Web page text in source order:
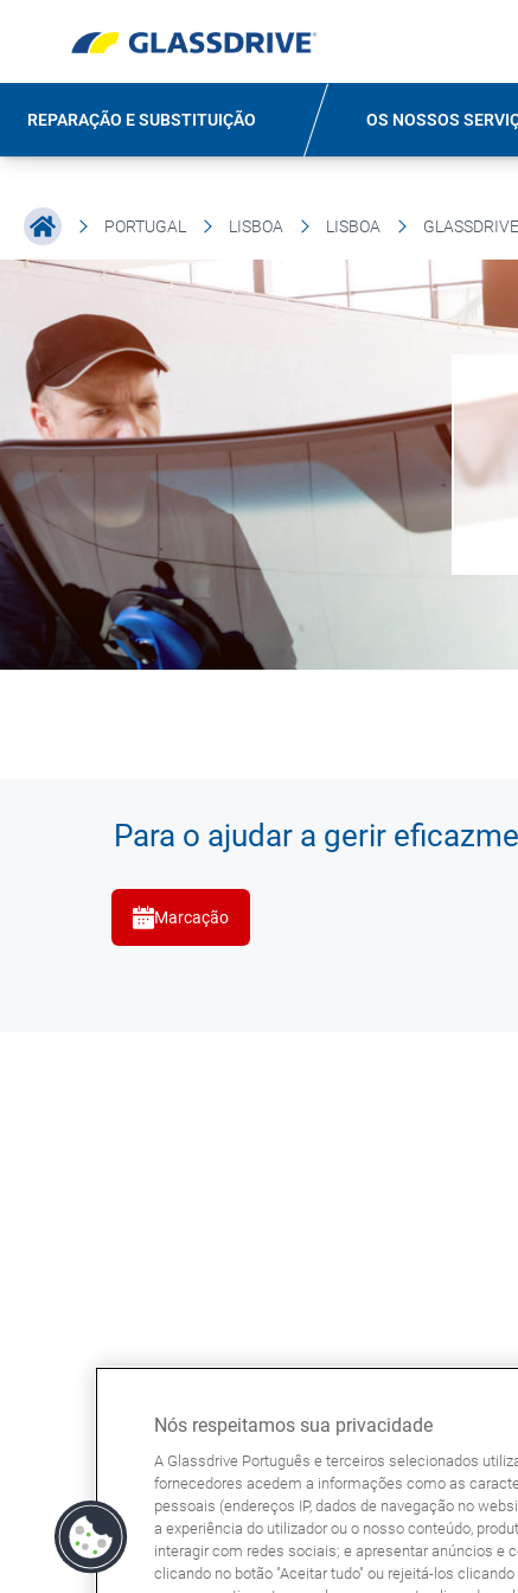
REPARAÇÃO E SUBSTITUIÇÃO OS NOSSOS
PORTUGAL LISBOA LISBOA
Para o ajudar a gerir
Marcação
Nós respeitamos sua privacidade
A Glassdrive Português e terceiros selecionados
fornecedores acedem a informações como as
pessoais (endereços IP, dados de navegação no
a experiência do utilizador ou o nosso conteúdo,
interagir com redes sociais; e apresentar anúncios e
clicando no botão "Aceitar tudo" ou rejeitá-los